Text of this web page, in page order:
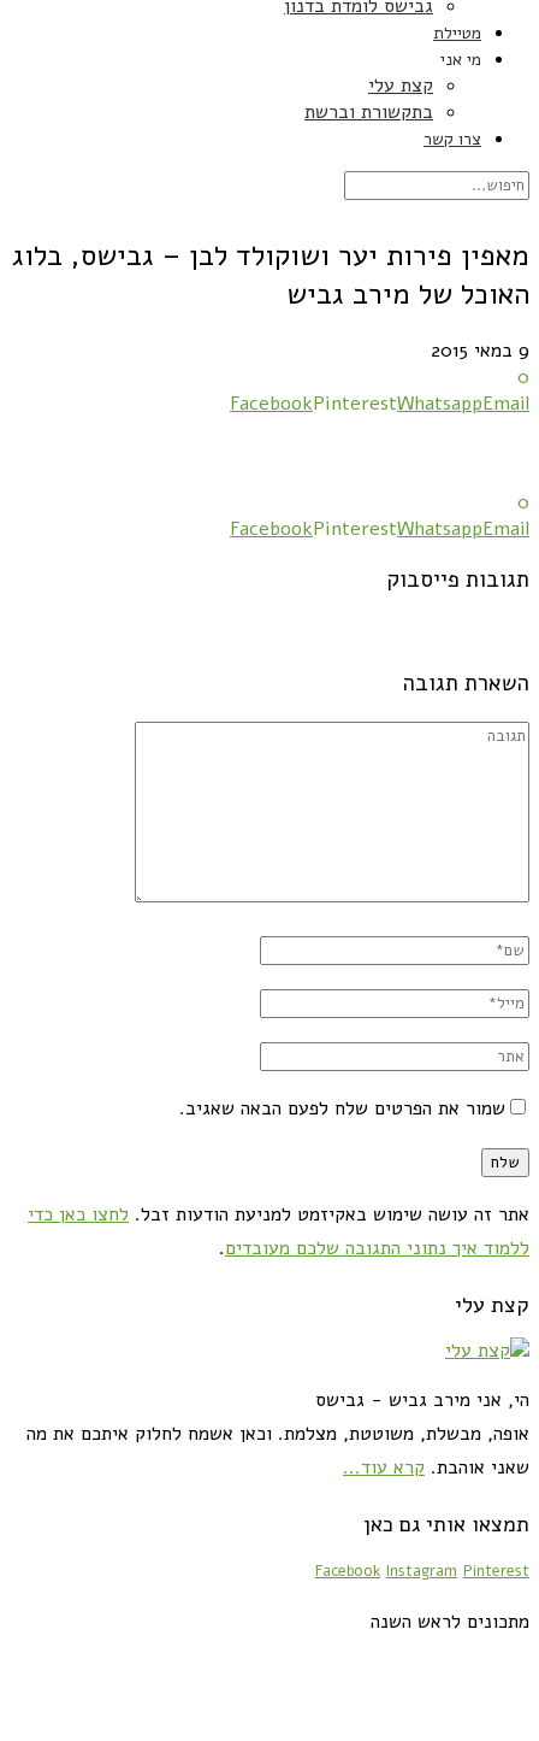
גבישס לומדת בדנון
מטיילת
מי אני
קצת עלי
בתקשורת וברשת
צרו קשר
מאפין פירות יער ושוקולד לבן – גבישס, בלוג
האוכל של מירב גביש
9 במאי 2015
0
FacebookPinterestWhatsappEmail
0
FacebookPinterestWhatsappEmail
תגובות פייסבוק
השארת תגובה
שמור את הפרטים שלח לפעם הבאה שאגיב.
אתר זה עושה שימוש באקיזמט למניעת הודעות זבל. לחצו כאן כדי
ללמוד איך נתוני התגובה שלכם מעובדים.
קצת עלי
הי, אני מירב גביש - גבישס
אופה, מבשלת, משוטטת, מצלמת. וכאן אשמח לחלוק איתכם את מה
שאני אוהבת. קרא עוד...
תמצאו אותי גם כאן
Facebook Instagram Pinterest
מתכונים לראש השנה